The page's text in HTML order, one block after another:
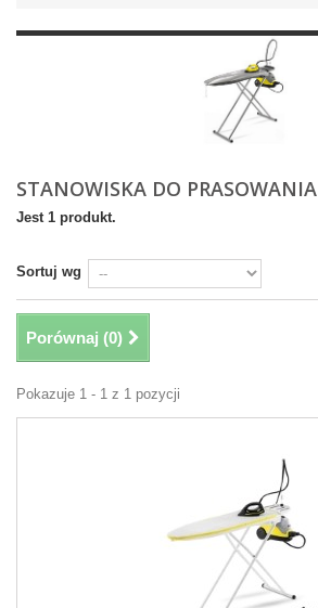
STANOWISKA DO PRASOWANIA
Jest 1 produkt.
Sortuj wg
Porównaj (0)
Pokazuje 1 - 1 z 1 pozycji